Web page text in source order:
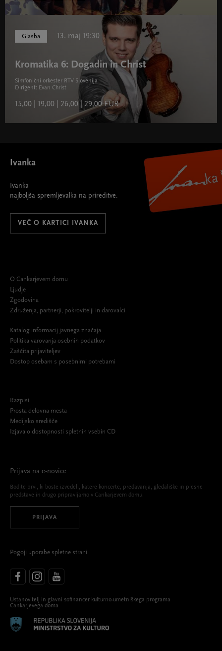
Glasba 13. maj 19:30
Kromatika 6: Dogadin in Christ
Simfonični orkester RTV Slovenija
Dirigent: Evan Christ
15,00 | 19,00 | 26,00 | 29,00 EUR
Ivanka
Ivanka
najboljša spremljevalka na prireditve.
VEČ O KARTICI IVANKA
O Cankarjevem domu
Ljudje
Zgodovina
Združenja, partnerji, pokrovitelji in darovalci
Katalog informacij javnega značaja
Politika varovanja osebnih podatkov
Zaščita prijaviteljev
Dostop osebam s posebnimi potrebami
Razpisi
Prosta delovna mesta
Medijsko središče
Izjava o dostopnosti spletnih vsebin CD
Prijava na e-novice
Bodite prvi, ki boste izvedeli, katere koncerte, predavanja, gledališke in plesne
predstave in drugo pripravljamo v Cankarjevem domu.
PRIJAVA
Pogoji uporabe spletne strani
Ustanovitelj in glavni sofinancer kulturno-umetniškega programa
Cankarjevega doma